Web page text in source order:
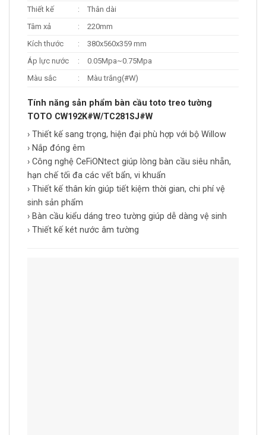
Thiết kế
:
Thân dài
Tâm xả
:
220mm
Kích thước
:
380x560x359 mm
Áp lực nước
:
0.05Mpa~0.75Mpa
Màu sắc
: Màu trắng(#W)
Tính năng sản phẩm bàn cầu toto treo tường
TOTO CW192K#W/TC281SJ#W
› Thiết kế sang trọng, hiện đại phù hợp với bộ Willow
› Nắp đóng êm
› Công nghệ CeFiONtect giúp lòng bàn cầu siêu nhẵn,
hạn chế tối đa các vết bẩn, vi khuẩn
› Thiết kế thân kín giúp tiết kiệm thời gian, chi phí vệ
sinh sản phẩm
› Bàn cầu kiểu dáng treo tường giúp dễ dàng vệ sinh
› Thiết kế két nước âm tường